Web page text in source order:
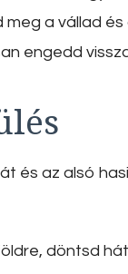
meg a vállad
engedd
és az alsó
döntsd